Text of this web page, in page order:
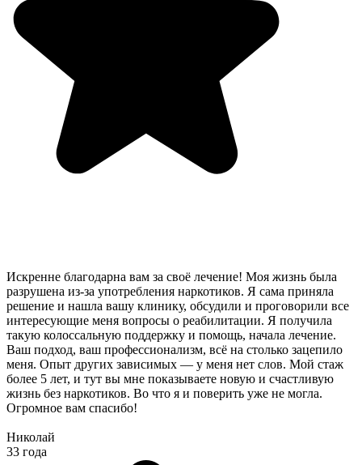
Искренне благодарна вам за своё лечение! Моя жизнь была
разрушена из-за употребления наркотиков. Я сама приняла
решение и нашла вашу клинику, обсудили и проговорили все
интересующие меня вопросы о реабилитации. Я получила
такую колоссальную поддержку и помощь, начала лечение.
Ваш подход, ваш профессионализм, всё на столько зацепило
меня. Опыт других зависимых — у меня нет слов. Мой стаж
более 5 лет, и тут вы мне показываете новую и счастливую
жизнь без наркотиков. Во что я и поверить уже не могла.
Огромное вам спасибо!
Николай
33 года